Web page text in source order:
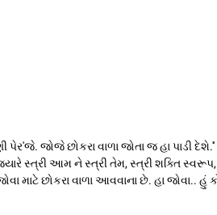
જોજે છોકરા વાળા જોતા જ હા પાડી
જ્યારે સ્ત્રી આમ ને સ્ત્રી તેમ, સ્ત્રી શક્તિ
છોકરા વાળા આવવાના છે. હા જોવા.. હું